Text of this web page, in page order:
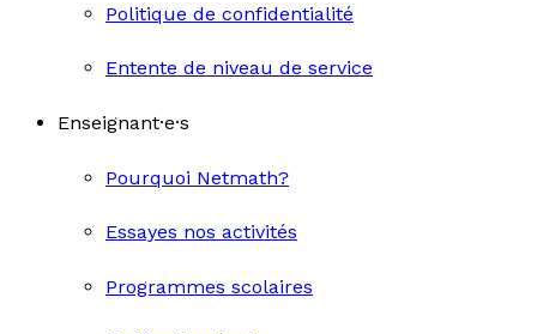
Politique de confidentialité
Entente de niveau de service
Enseignant·e·s
Pourquoi Netmath?
Essayes nos activités
Programmes scolaires